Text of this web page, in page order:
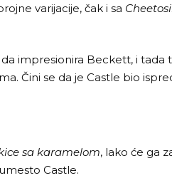
varijacije, čak i sa
impresionira Beckett, i tada
Čini se da je Castle bio
sa karamelom, lako će ga
Castle.